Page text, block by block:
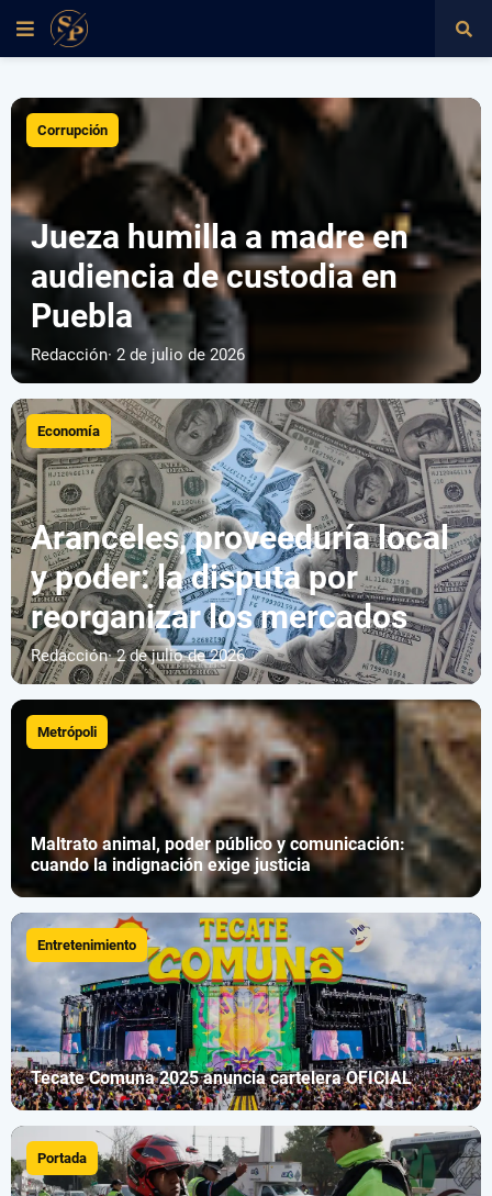
Corrupción
Jueza humilla a madre en
audiencia de custodia en
Puebla
Redacción· 2 de julio de 2026
Economía
Aranceles, proveeduría local
y poder: la disputa por
reorganizar los mercados
Redacción· 2 de julio de 2026
Metrópoli
Maltrato animal, poder público y comunicación:
cuando la indignación exige justicia
Entretenimiento
Tecate Comuna 2025 anuncia cartelera OFICIAL
Portada